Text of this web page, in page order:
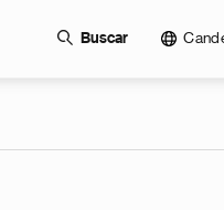
Buscar